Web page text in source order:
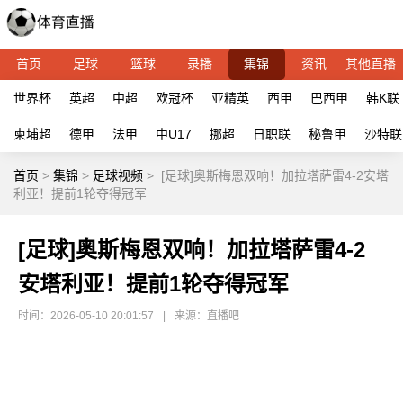
首页 足球 篮球 录播 集锦 资讯 其他直播
世界杯 英超 中超 欧冠杯 亚精英 西甲 巴西甲 韩K联
柬埔超 德甲 法甲 中U17 挪超 日职联 秘鲁甲 沙特联
首页 > 集锦 > 足球视频 > [足球]奥斯梅恩双响！加拉塔萨雷4-2安塔
利亚！提前1轮夺得冠军
[足球]奥斯梅恩双响！加拉塔萨雷4-2
安塔利亚！提前1轮夺得冠军
时间：2026-05-10 20:01:57 来源：直播吧